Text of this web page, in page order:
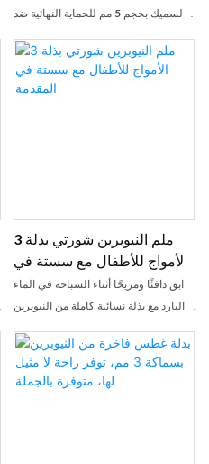
السميك بحجم 5 مم للحماية النهائية ضد
لتخزين العناصر الأساسية أثناء الصيد أو
الصيد
3 ملم النيوبرين شورتي بذلة
الأمواج للأطفال مع سستة في
المقدمة
ابق دافئًا ومريحًا أثناء السباحة في الماء
البارد مع بذلة نسائية كاملة من النيوبرين
لسهولة وإيقاف تشغيلها ، وتوفر هذه
السباحة الحرارية توازنًا مثاليًا للمرونة
والعزل لأنشطة المياه الخارجية